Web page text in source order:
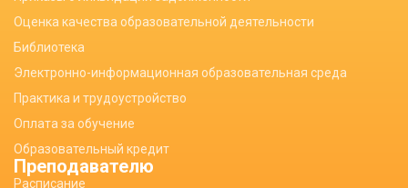
Оценка качества образовательной деятельности
Библиотека
Электронно-информационная образовательная среда
Практика и трудоустройство
Оплата за обучение
Образовательный кредит
Преподавателю
Расписание